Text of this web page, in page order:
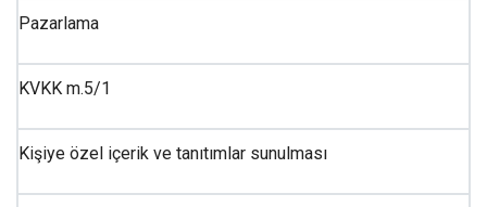
Pazarlama
KVKK m.5/1
Kişiye özel içerik ve tanıtımlar sunulması